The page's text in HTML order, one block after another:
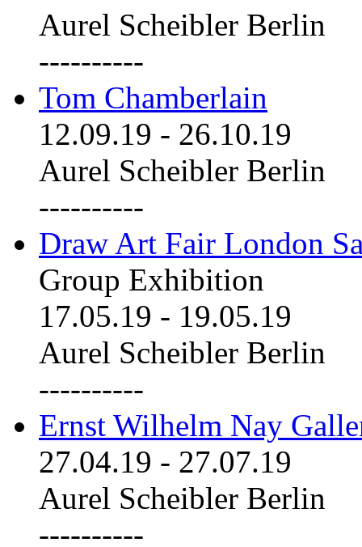
Aurel Scheibler Berlin
----------
Tom Chamberlain
12.09.19 - 26.10.19
Aurel Scheibler Berlin
----------
Draw Art Fair London
Group Exhibition
17.05.19 - 19.05.19
Aurel Scheibler Berlin
----------
Ernst Wilhelm Nay
27.04.19 - 27.07.19
Aurel Scheibler Berlin
----------